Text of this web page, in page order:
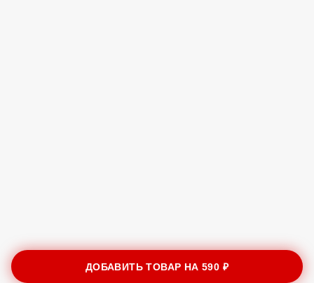
ДОБАВИТЬ ТОВАР НА590 ₽